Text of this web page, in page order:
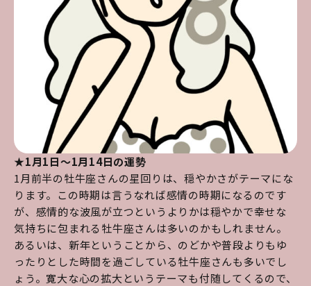
★1月1日～1月14日の運勢
1月前半の牡牛座さんの星回りは、穏やかさがテーマにな
ります。この時期は言うなれば感情の時期になるのです
が、感情的な波風が立つというよりかは穏やかで幸せな
気持ちに包まれる牡牛座さんは多いのかもしれません。
あるいは、新年ということから、のどかや普段よりもゆ
ったりとした時間を過ごしている牡牛座さんも多いでし
ょう。寛大な心の拡大というテーマも付随してくるので、